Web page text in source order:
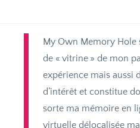
My Own Memory Hole
de « vitrine » de mon
expérience mais aussi
d’intérêt et constitue
sorte ma mémoire en
virtuelle délocalisée